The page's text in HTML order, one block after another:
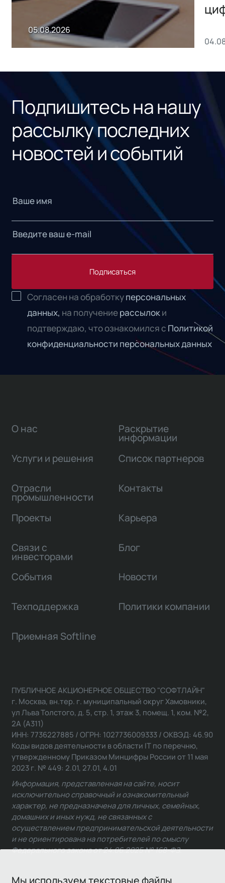
05.08.2026
Подпишитесь на нашу
рассылку последних
новостей и событий
Подписаться
Согласен на обработкуперсональных
данных, на получениерассылоки
подтверждаю, что ознакомился с Политикой
конфиденциальности персональных данных
Мы используем текстовые файлы
О нас
Услуги и решения
Отрасли
промышленности
Проекты
Связи с
инвесторами
Раскрытие
информации
Список партнеров
Контакты
Карьера
Блог
События Новости
Техподдержка Политики компании
Приемная Softline
ПУБЛИЧНОЕ АКЦИОНЕРНОЕ ОБЩЕСТВО "СОФТЛАЙН"
г. Москва, вн.тер. г. муниципальный округ Хамовники,
ул Льва Толстого, д. 5, стр. 1, этаж 3, помещ. 1, ком. №2,
2А (А311)
ИНН: 7736227885 / ОГРН: 1027736009333 / ОКВЭД: 46.90
Коды видов деятельности в области IT по перечню,
утвержденному Приказом Минцифры России от 11 мая
2023 г. № 449: 2.01, 27.01, 4.01
Информация, представленная на сайте, носит
исключительно справочный и ознакомительный
характер, не предназначена для личных, семейных,
домашних и иных нужд, не связанных с
осуществлением предпринимательской деятельности
и не ориентирована на потребителей по смыслу
Федерального закона от 24.06.2025 № 168-ФЗ.